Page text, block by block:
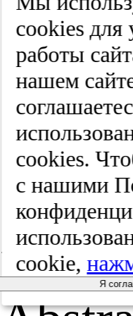
cооkies для
работы
нашем
cооkies.
с нашими
cookie,
Я